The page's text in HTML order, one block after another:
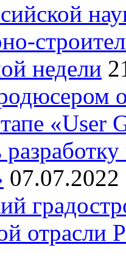
недели
«User
07.07.2022
отрасли